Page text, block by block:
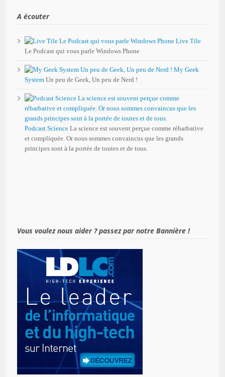
A écouter
Live Tile
Le Podcast qui vous parle Windows Phone
My Geek
System Un peu de Geek, Un peu de Nerd !
Podcast Science La science est souvent perçue comme rébarbative
et compliquée. Or nous sommes convaincus que les grands
principes sont à la portée de toutes et de tous.
Vous voulez nous aider ? passez par notre Bannière !